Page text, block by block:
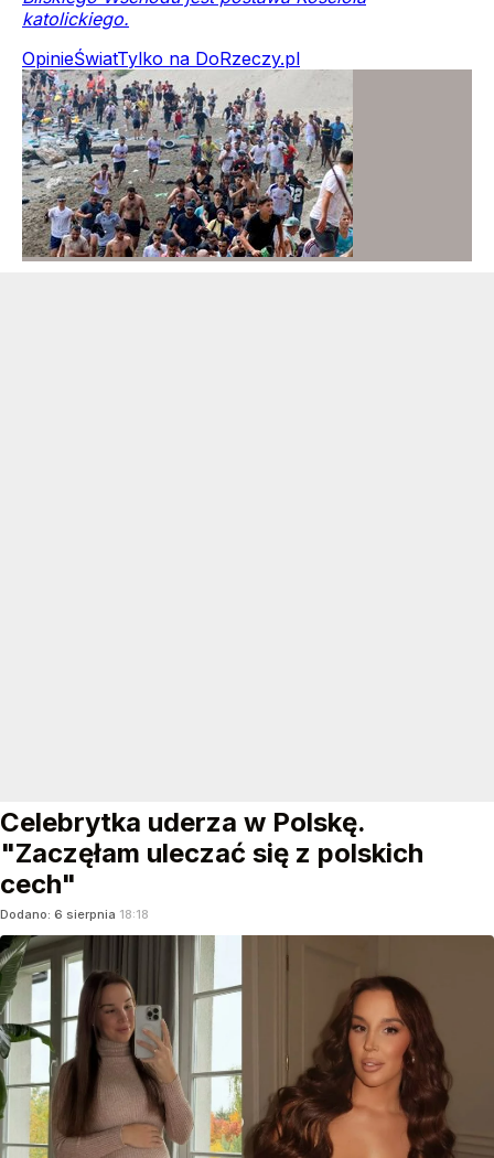
katolickiego.
OpinieŚwiatTylko na DoRzeczy.pl
Celebrytka uderza w Polskę.
"Zaczęłam uleczać się z polskich
cech"
Dodano: 6 sierpnia 18:18